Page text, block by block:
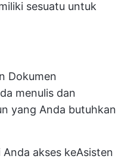
sesuatu untuk
Dokumen
menulis dan
yang Anda butuhkan
akses keAsisten